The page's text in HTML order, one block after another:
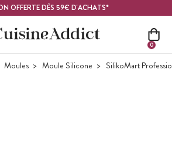
OFFERTE DÈS 59€ D'ACHATS*
0
Moules Moule Silicone SilikoMart